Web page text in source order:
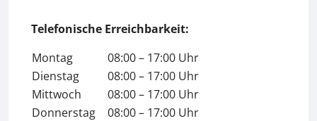
Telefonische Erreichbarkeit:
Montag
08:00 – 17:00 Uhr
Dienstag
08:00 – 17:00 Uhr
Mittwoch
08:00 – 17:00 Uhr
Donnerstag
08:00 – 17:00 Uhr